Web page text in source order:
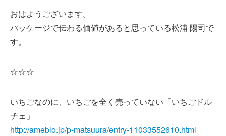
おはようございます。
パッケージで伝わる価値があると思っている松浦 陽司で
す。
☆☆☆
いちごなのに、いちごを全く売っていない「いちごドル
チェ」
http://ameblo.jp/p-matsuura/entry-11033552610.html